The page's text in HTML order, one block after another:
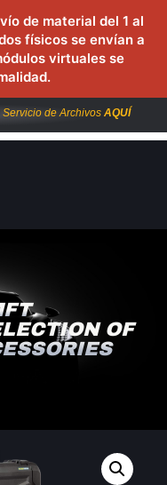
de material del 1 al
físicos se envían a
virtuales se
de Archivos AQUÍ
OF